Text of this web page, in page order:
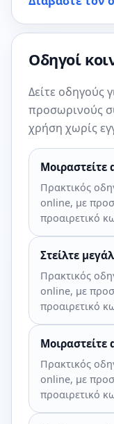
Οδηγοί
Δείτε οδηγούς
προσωρινούς
χρήση χωρίς
Μοιραστείτε
Πρακτικός
online, με
προαιρετικό
Στείλτε
Πρακτικός
online, με
προαιρετικό
Μοιραστείτε
Πρακτικός
online, με
προαιρετικό